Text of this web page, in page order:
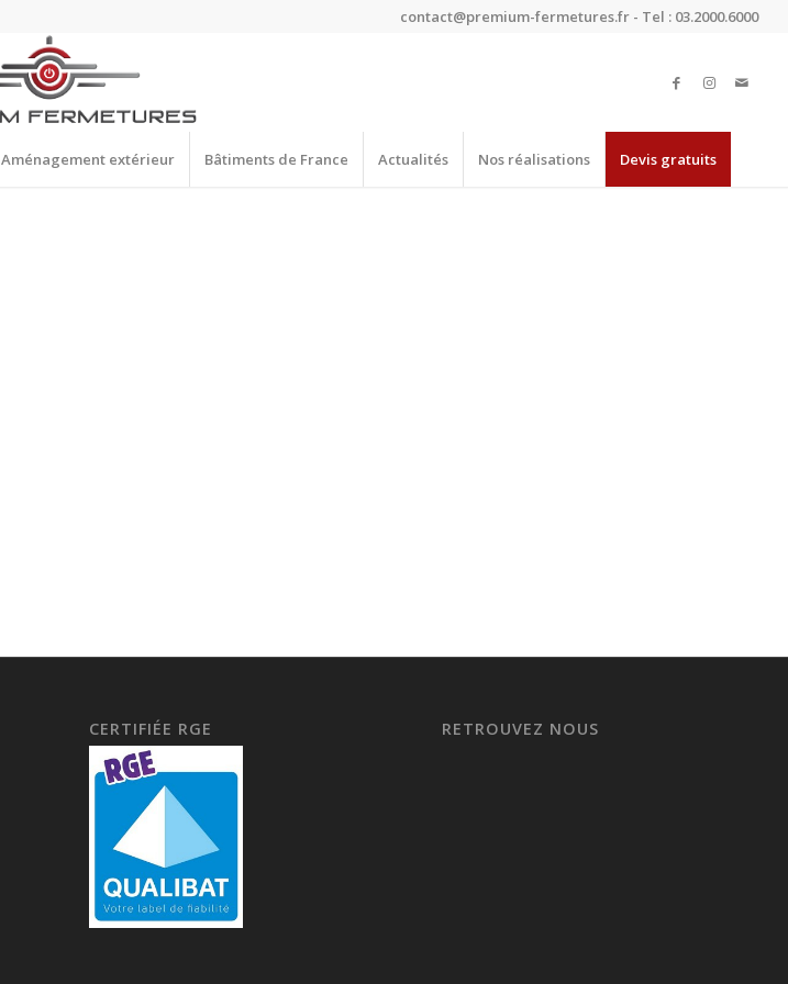
contact@premium-fermetures.fr - Tel : 03.2000.6000
Aménagement extérieur Bâtiments de France Actualités Nos réalisations Devis gratuits
CERTIFIÉE RGE RETROUVEZ NOUS